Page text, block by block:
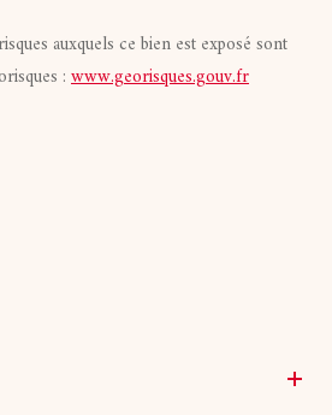
auxquels ce bien est exposé sont
:www.georisques.gouv.fr